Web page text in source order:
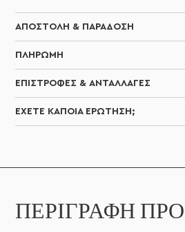
ΑΠΟΣΤΟΛΉ & ΠΑΡΆΔΟΣΗ
ΠΛΗΡΩΜΉ
ΕΠΙΣΤΡΟΦΈΣ & ΑΝΤΑΛΛΑΓΈΣ
ΈΧΕΤΕ ΚΆΠΟΙΑ ΕΡΏΤΗΣΗ;
ΠΕΡΙΓΡΑΦΉ